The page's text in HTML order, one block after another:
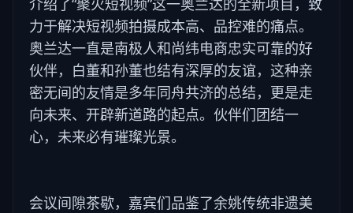
力于解决短视频拍摄成本高、品控难的痛点。
奥兰达一直是南极人和尚纬电商忠实可靠的好
伙伴，白董和孙董也结有深厚的友谊，这种亲
密无间的友情是多年同舟共济的总结，更是走
向未来、开辟新道路的起点。伙伴们团结一
心，未来必有璀璨光景。
会议间隙茶歇，嘉宾们品鉴了余姚传统非遗美